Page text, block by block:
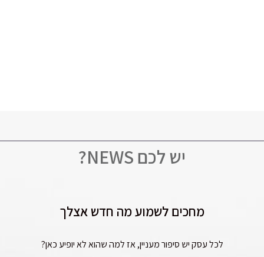
יש לכם NEWS?
מחכים לשמוע מה חדש אצלך
לכל עסק יש סיפור מעניין, אז למה שהוא לא יופיע כאן?